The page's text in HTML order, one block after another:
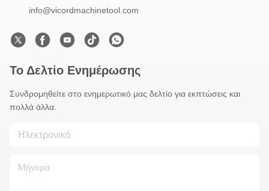
info@vicordmachinetool.com
Το Δελτίο Ενημέρωσης
Συνδρομηθείτε στο ενημερωτικό μας δελτίο για εκπτώσεις και
πολλά άλλα.